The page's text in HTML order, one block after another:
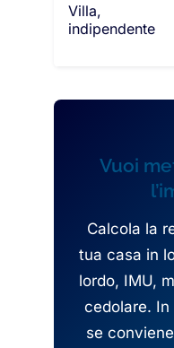
Villa,
indipendente
Vuoi
Calcola la
tua casa in
lordo, IMU,
cedolare.
se